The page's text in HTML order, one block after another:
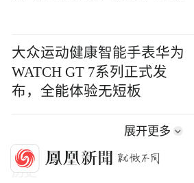
大众运动健康智能手表华为
WATCH GT 7系列正式发
布，全能体验无短板
展开更多
历史